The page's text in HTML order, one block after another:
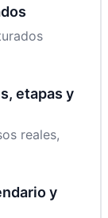
etapas y
reales,
y